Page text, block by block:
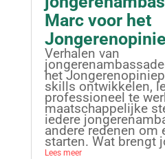
Marc voor het
Verhalen van
het
skills ontwikkelen,
professioneel te
maatschappelijke
iedere
andere redenen om
starten. Wat brengt
Lees meer